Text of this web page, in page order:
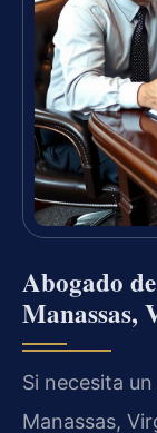
Abogado
Manassas,
Si necesita
Manassas,